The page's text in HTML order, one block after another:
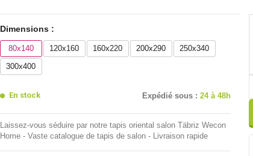
Dimensions :
80x140 120x160 160x220 200x290
250x340
300x400
En stock Expédié sous : 24 à 48h
Laissez-vous séduire par notre tapis oriental salon Täbriz Wecon
Home - Vaste catalogue de tapis de salon - Livraison rapide